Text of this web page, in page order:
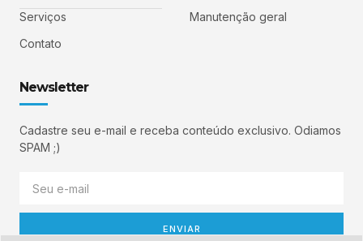
Serviços
Contato
Manutenção geral
Newsletter
Cadastre seu e-mail e receba conteúdo exclusivo. Odiamos
SPAM ;)
ENVIAR